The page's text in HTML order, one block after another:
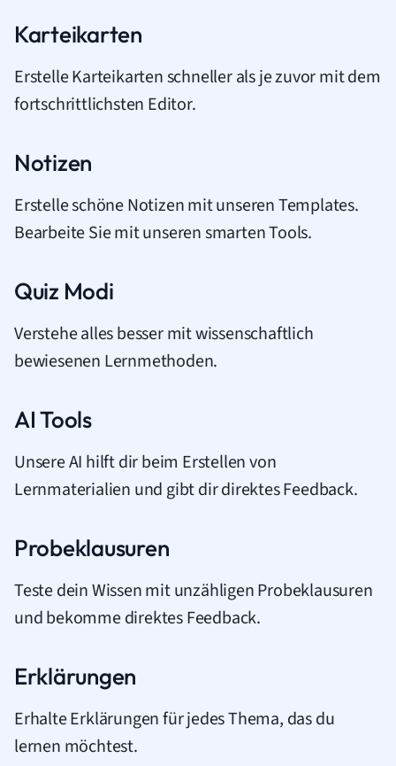
Karteikarten
Erstelle Karteikarten schneller als je zuvor mit dem
fortschrittlichsten Editor.
Notizen
Erstelle schöne Notizen mit unseren Templates.
Bearbeite Sie mit unseren smarten Tools.
Quiz Modi
Verstehe alles besser mit wissenschaftlich
bewiesenen Lernmethoden.
AI Tools
Unsere AI hilft dir beim Erstellen von
Lernmaterialien und gibt dir direktes Feedback.
Probeklausuren
Teste dein Wissen mit unzähligen Probeklausuren
und bekomme direktes Feedback.
Erklärungen
Erhalte Erklärungen für jedes Thema, das du
lernen möchtest.